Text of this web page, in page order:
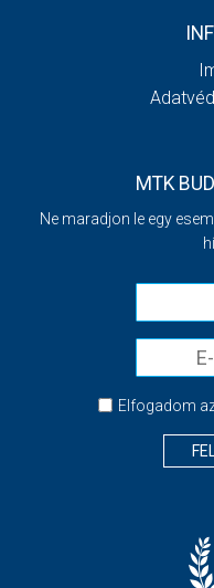
MTK
Ne maradjon le egy
Elfogadom